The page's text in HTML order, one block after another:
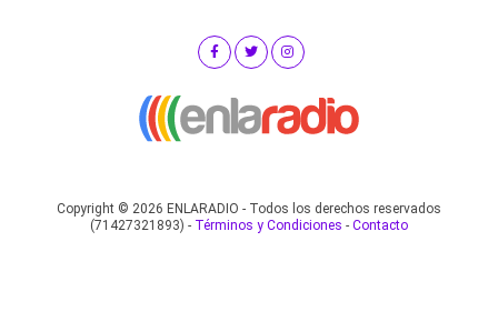
Copyright © 2026 ENLARADIO - Todos los derechos reservados
(71427321893) - Términos y Condiciones - Contacto